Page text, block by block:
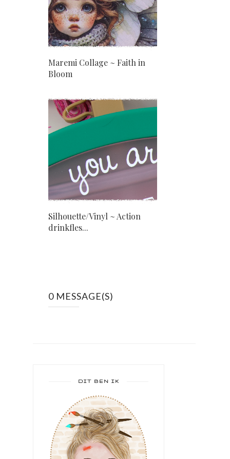
Maremi Collage ~ Faith in
Bloom
Silhouette/Vinyl ~ Action
drinkfles...
0 MESSAGE(S)
DIT BEN IK